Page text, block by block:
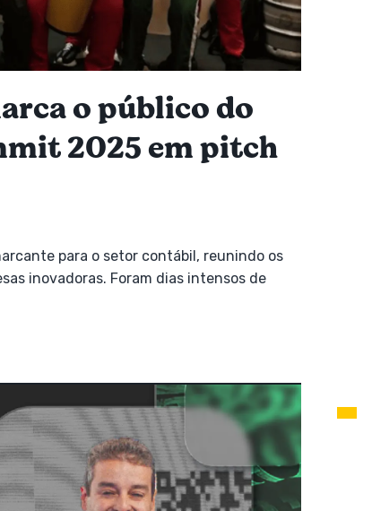
o público do
2025 em pitch
para o setor contábil, reunindo os
inovadoras. Foram dias intensos de